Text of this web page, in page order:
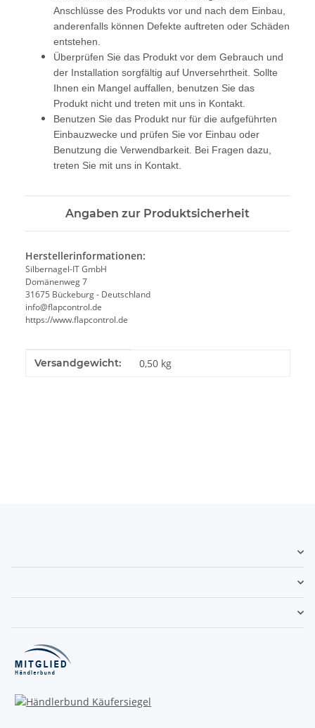
Anschlüsse des Produkts vor und nach dem Einbau,
anderenfalls können Defekte auftreten oder Schäden
entstehen.
Überprüfen Sie das Produkt vor dem Gebrauch und
der Installation sorgfältig auf Unversehrtheit. Sollte
Ihnen ein Mangel auffallen, benutzen Sie das
Produkt nicht und treten mit uns in Kontakt.
Benutzen Sie das Produkt nur für die aufgeführten
Einbauzwecke und prüfen Sie vor Einbau oder
Benutzung die Verwendbarkeit. Bei Fragen dazu,
treten Sie mit uns in Kontakt.
Angaben zur Produktsicherheit
Herstellerinformationen:
Silbernagel-IT GmbH
Domänenweg 7
31675 Bückeburg - Deutschland
info@flapcontrol.de
https://www.flapcontrol.de
Produkteigenschaft
Wert
Versandgewicht: 0,50 kg